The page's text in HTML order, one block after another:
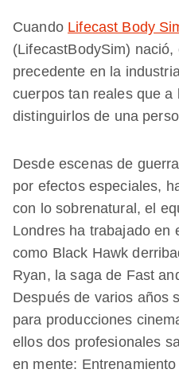
Cuando Lifecast Body
(LifecastBodySim) nació,
precedente en la
cuerpos tan reales que
distinguirlos de una
Desde escenas de
por efectos especiales,
con lo sobrenatural, el
Londres ha trabajado en
como Black Hawk
Ryan, la saga de Fast
Después de varios años
para producciones
ellos dos profesionales
en mente: Entrenamiento